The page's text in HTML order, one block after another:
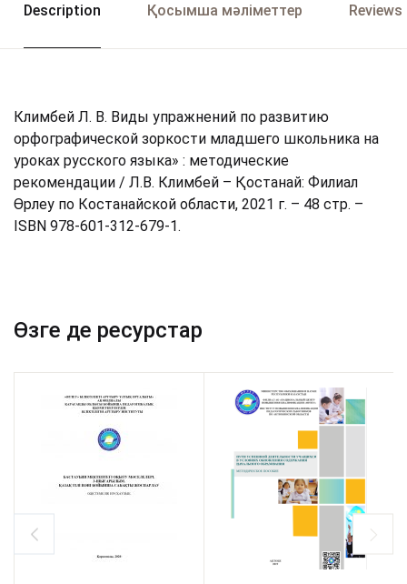
Description Қосымша мәліметтер Reviews
Климбей Л. В. Виды упражнений по развитию
орфографической зоркости младшего школьника на
уроках русского языка» : методические
рекомендации / Л.В. Климбей – Қостанай: Филиал
Өрлеу по Костанайской области, 2021 г. – 48 стр. –
ISBN 978-601-312-679-1.
Өзге де ресурстар